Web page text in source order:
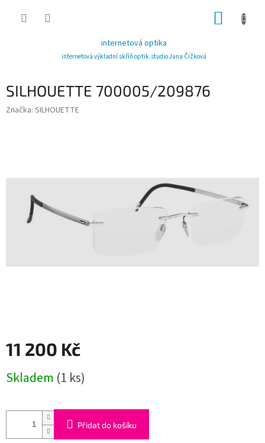
internetová optika
internetová výkladní skříň optik.studio Jana Čížková
SILHOUETTE 700005/209876
Značka: SILHOUETTE
11 200 Kč
cena:
Skladem (1 ks)
Přidat do košíku